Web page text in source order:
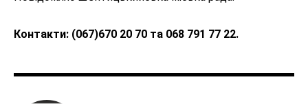
Контакти: (067)670 20 70 та 068 791 77 22.